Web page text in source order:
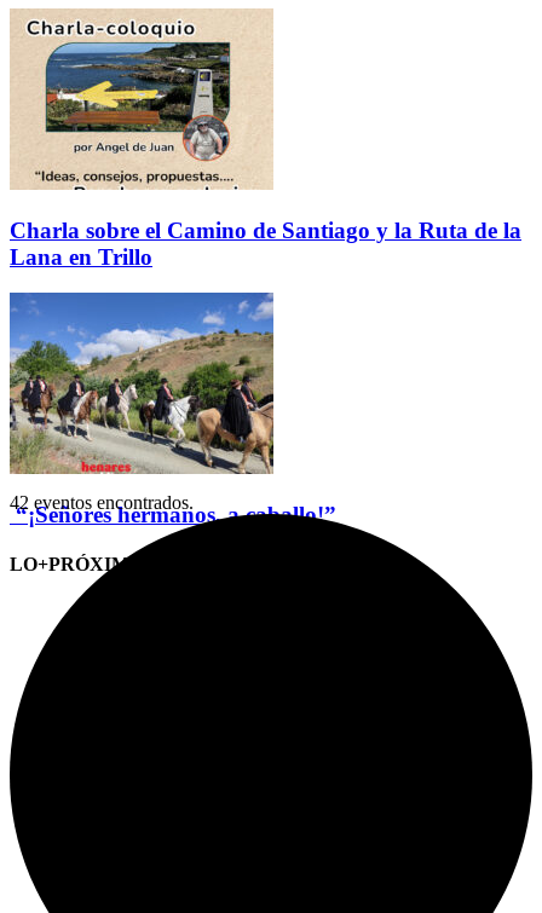
Charla sobre el Camino de Santiago y la Ruta de la
Lana en Trillo
“¡Señores hermanos, a caballo!”
LO+PRÓXIMO (CITAS)
42 eventos encontrados.